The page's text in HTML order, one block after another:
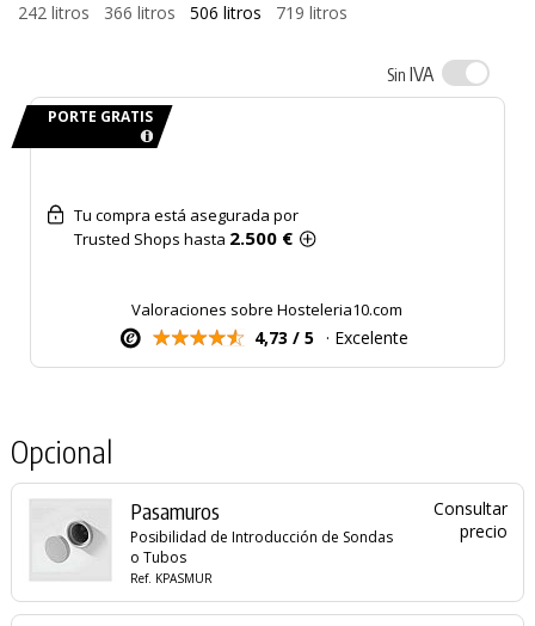
242 litros 366 litros 506 litros 719 litros
Sin IVA
PORTE GRATIS
Tu compra está asegurada por
Trusted Shops hasta 2.500 €
Valoraciones sobre Hosteleria10.com
4,73 / 5 · Excelente
Opcional
Pasamuros
Posibilidad de Introducción de Sondas
o Tubos
Ref. KPASMUR
Consultar
precio